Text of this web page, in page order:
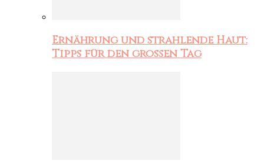
Ernährung und strahlende Haut:
Tipps für den großen Tag